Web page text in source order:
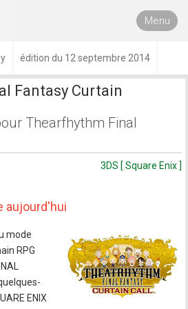
Menu
édition du 12 septembre 2014
Fantasy Curtain
Thearfhythm Final
3DS [ Square Enix ]
aujourd'hui
mode
RPG
ENIX